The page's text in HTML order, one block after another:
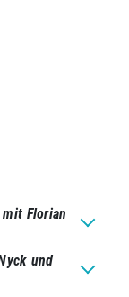
Florian
und